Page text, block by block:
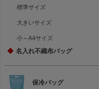
標準サイズ
大きいサイズ
小～A4サイズ
◆ 名入れ不織布バッグ
保冷バッグ